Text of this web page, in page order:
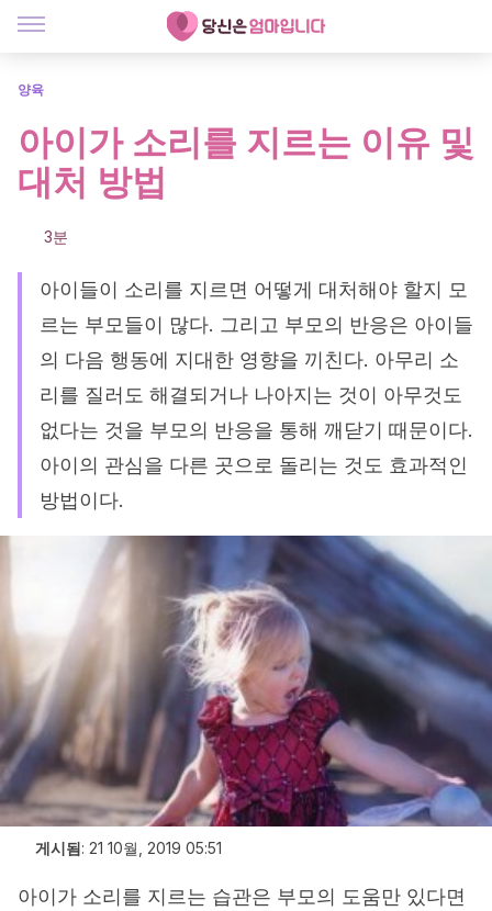
양육
아이가 소리를 지르는 이유 및
대처 방법
3분
아이들이 소리를 지르면 어떻게 대처해야 할지 모
르는 부모들이 많다. 그리고 부모의 반응은 아이들
의 다음 행동에 지대한 영향을 끼친다. 아무리 소
리를 질러도 해결되거나 나아지는 것이 아무것도
없다는 것을 부모의 반응을 통해 깨닫기 때문이다.
아이의 관심을 다른 곳으로 돌리는 것도 효과적인
방법이다.
게시됨: 21 10월, 2019 05:51
아이가 소리를 지르는 습관은 부모의 도움만 있다면